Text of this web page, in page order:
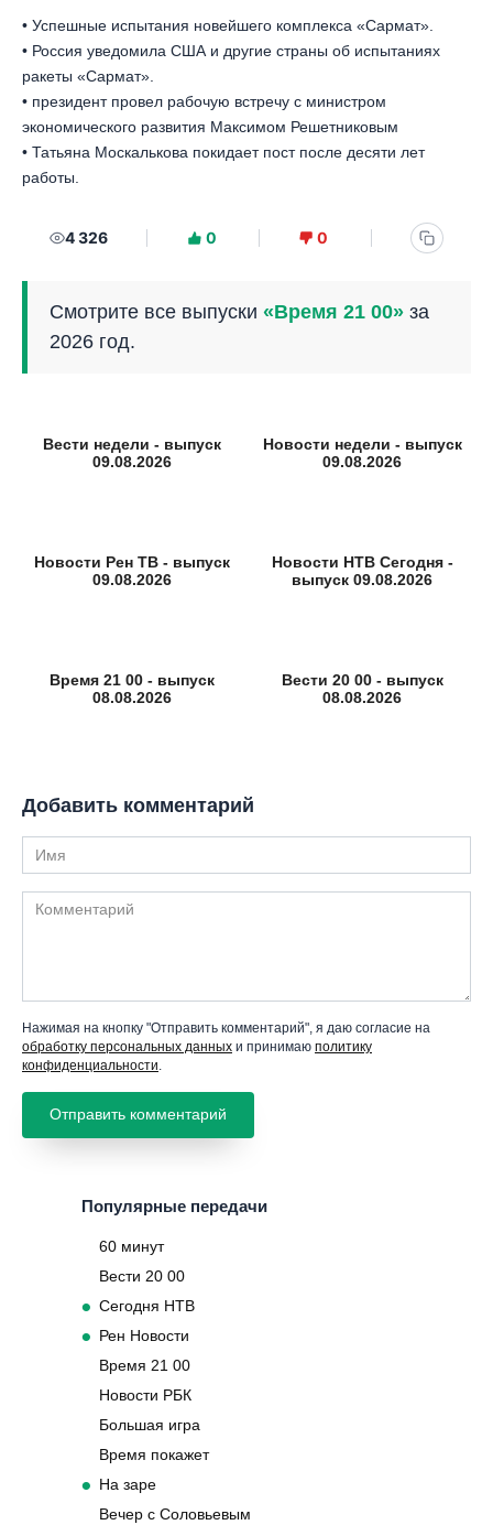
• Успешные испытания новейшего комплекса «Сармат».
• Россия уведомила США и другие страны об испытаниях
ракеты «Сармат».
• президент провел рабочую встречу с министром
экономического развития Максимом Решетниковым
• Татьяна Москалькова покидает пост после десяти лет
работы.
4 326 0 0
Смотрите все выпуски «Время 21 00» за
2026 год.
Вести недели - выпуск
09.08.2026
Новости недели - выпуск
09.08.2026
Новости Рен ТВ - выпуск
09.08.2026
Новости НТВ Сегодня -
выпуск 09.08.2026
Время 21 00 - выпуск
08.08.2026
Вести 20 00 - выпуск
08.08.2026
Добавить комментарий
Имя
Комментарий
Нажимая на кнопку "Отправить комментарий", я даю согласие на
обработку персональных данных и принимаю политику
конфиденциальности
Популярные передачи
60 минут
Вести 20 00
Сегодня НТВ
Рен Новости
Время 21 00
Новости РБК
Большая игра
Время покажет
На заре
Вечер с Соловьевым